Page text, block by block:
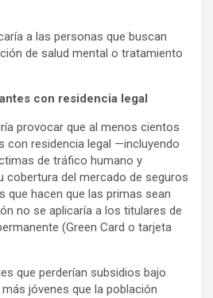
a las personas que buscan
de salud mental o tratamiento
con residencia legal
provocar que al menos cientos
con residencia legal —incluyendo
de tráfico humano y
cobertura del mercado de seguros
que hacen que las primas sean
no se aplicaría a los titulares de
(Green Card o tarjeta
que perderían subsidios bajo
jóvenes que la población